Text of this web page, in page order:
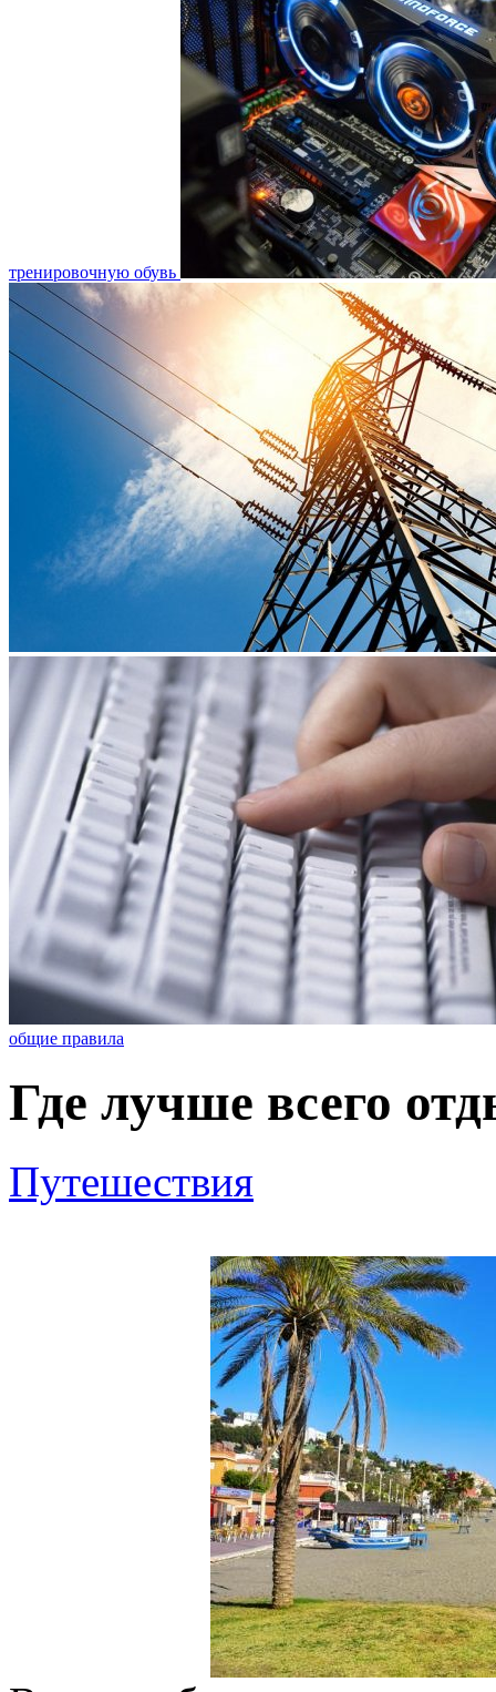
тренировочную обувь
общие правила
Где лучше всего
Путешествия